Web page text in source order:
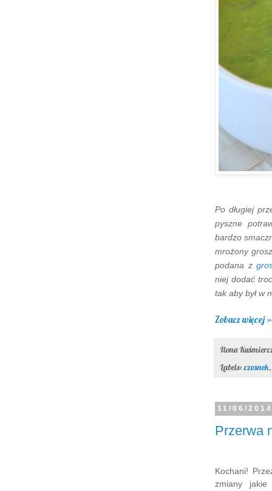
Po długiej
pyszne
bardzo
mrożony
podana z
niej dodać
tak aby był w
Zobacz więcej »
Ilona
Labels:czosnek
11/06/
Przerwa
Kochani!
zmiany jakie